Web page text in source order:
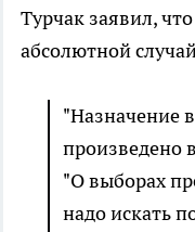
Турчак заявил,
абсолютной
"Назначение
произведено
"О выборах
надо искать